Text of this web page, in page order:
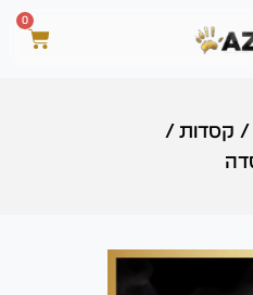
0
/ קסדות /